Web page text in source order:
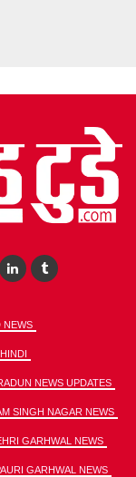
NEWS
NEWS UPDATES
SINGH NAGAR NEWS
GARHWAL NEWS
GARHWAL NEWS